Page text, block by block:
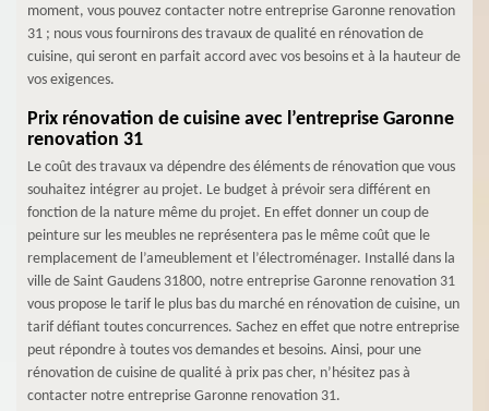
moment, vous pouvez contacter notre entreprise Garonne renovation
31 ; nous vous fournirons des travaux de qualité en rénovation de
cuisine, qui seront en parfait accord avec vos besoins et à la hauteur de
vos exigences.
Prix rénovation de cuisine avec l’entreprise Garonne
renovation 31
Le coût des travaux va dépendre des éléments de rénovation que vous
souhaitez intégrer au projet. Le budget à prévoir sera différent en
fonction de la nature même du projet. En effet donner un coup de
peinture sur les meubles ne représentera pas le même coût que le
remplacement de l’ameublement et l’électroménager. Installé dans la
ville de Saint Gaudens 31800, notre entreprise Garonne renovation 31
vous propose le tarif le plus bas du marché en rénovation de cuisine, un
tarif défiant toutes concurrences. Sachez en effet que notre entreprise
peut répondre à toutes vos demandes et besoins. Ainsi, pour une
rénovation de cuisine de qualité à prix pas cher, n’hésitez pas à
contacter notre entreprise Garonne renovation 31.